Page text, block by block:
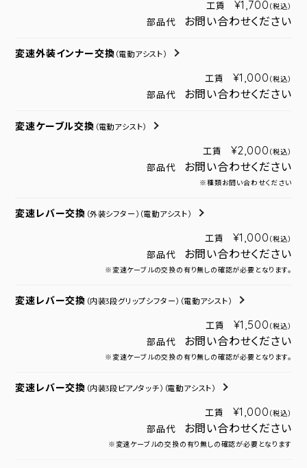
工賃 ¥1,700 （税込）
部品代 お問い合わせください
変速外装インナー交換 （電動アシスト）
工賃 ¥1,000 （税込）
部品代 お問い合わせください
変速ケーブル交換 （電動アシスト）
工賃 ¥2,000 （税込）
部品代 お問い合わせください
※種類お問い合わせください
変速レバー交換 （外装シフター） （電動アシスト）
工賃 ¥1,000 （税込）
部品代 お問い合わせください
※変速ケーブルの交換の有り無しの確認が必要となります。
変速レバー交換 （内装3段グリップシフター） （電動アシスト）
工賃 ¥1,500 （税込）
部品代 お問い合わせください
※変速ケーブルの交換の有り無しの確認が必要となります。
変速レバー交換 （内装3段ピアノタッチ） （電動アシスト）
工賃 ¥1,000 （税込）
部品代 お問い合わせください
※変速ケーブルの交換の有り無しの確認が必要となります